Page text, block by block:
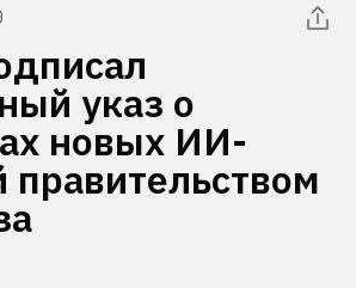
указ о
новых ИИ-